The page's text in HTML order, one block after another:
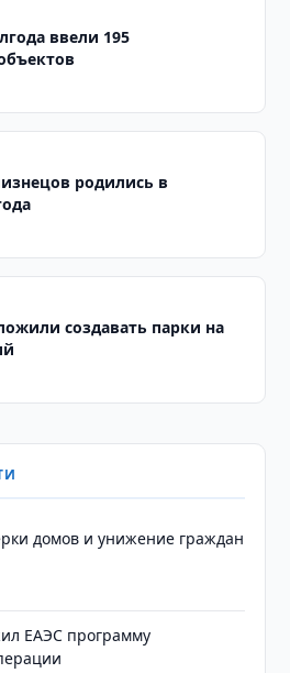
ввели 195
родились в
создавать парки на
домов и унижение граждан
ЕАЭС программу